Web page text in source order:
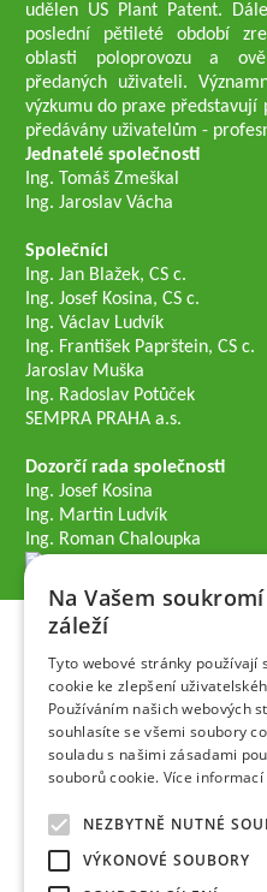
udělen US Plant Patent.
poslední pětileté období
oblasti poloprovozu a
předaných uživateli.
výzkumu do praxe představují
předávány uživatelům -
Jednatelé společnosti
Ing. Tomáš Zmeškal
Ing. Jaroslav Vácha
Společníci
Ing. Jan Blažek, CS c.
Ing. Josef Kosina, CS c.
Ing. Václav Ludvík
Ing. František Paprštein, CS c.
Jaroslav Muška
Ing. Radoslav Potůček
SEMPRA PRAHA a.s.
Dozorčí rada společnosti
Ing. Josef Kosina
Ing. Martin Ludvík
Ing. Roman Chaloupka
Na Vašem
záleží
Tyto webové stránky používají
cookie ke zlepšení
Používáním našich webových
souhlasíte se všemi soubory
souladu s našimi zásadami
souborů cookie. Více informací
NEZBYTNĚ NUTNÉ
VÝKONOVÉ SOUBORY